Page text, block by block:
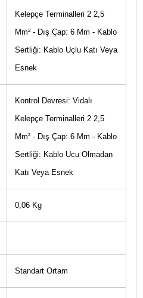
Kelepçe Terminalleri 2 2,5
Mm² - Dış Çap: 6 Mm - Kablo
Sertliği: Kablo Uçlu Katı Veya
Esnek
Kontrol Devresi: Vidalı
Kelepçe Terminalleri 2 2,5
Mm² - Dış Çap: 6 Mm - Kablo
Sertliği: Kablo Ucu Olmadan
Katı Veya Esnek
0,06 Kg
Standart Ortam